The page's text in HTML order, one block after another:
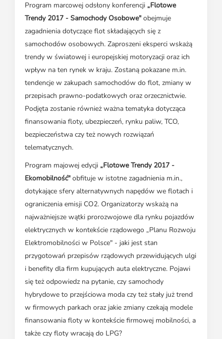
Program marcowej odsłony konferencji „Flotowe
Trendy 2017 - Samochody Osobowe" obejmuje
zagadnienia dotyczące flot składających się z
samochodów osobowych. Zaproszeni eksperci wskażą
trendy w światowej i europejskiej motoryzacji oraz ich
wpływ na ten rynek w kraju. Zostaną pokazane m.in.
tendencje w zakupach samochodów do flot, zmiany w
przepisach prawno-podatkowych oraz orzecznictwie.
Podjęta zostanie również ważna tematyka dotycząca
finansowania floty, ubezpieczeń, rynku paliw, TCO,
bezpieczeństwa czy też nowych rozwiązań
telematycznych.
Program majowej edycji „Flotowe Trendy 2017 -
Ekomobilność" obfituje w istotne zagadnienia m.in.,
dotykające sfery alternatywnych napędów we flotach i
ograniczenia emisji CO2. Organizatorzy wskażą na
najważniejsze wątki prorozwojowe dla rynku pojazdów
elektrycznych w kontekście rządowego „Planu Rozwoju
Elektromobilności w Polsce" - jaki jest stan
przygotowań przepisów rządowych przewidujących ulgi
i benefity dla firm kupujących auta elektryczne. Pojawi
się też odpowiedz na pytanie, czy samochody
hybrydowe to przejściowa moda czy też stały już trend
w firmowych parkach oraz jakie zmiany czekają modele
finansowania floty w kontekście firmowej mobilności, a
także czy floty wracają do LPG?